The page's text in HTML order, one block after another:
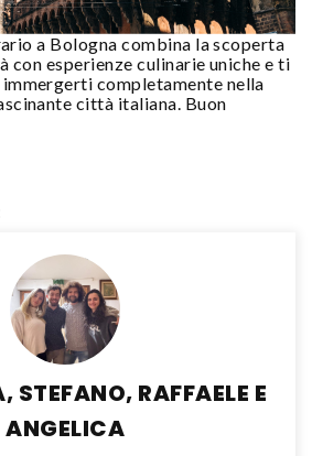
a Bologna combina la scoperta
con esperienze culinarie uniche e ti
completamente nella
città italiana. Buon
STEFANO, RAFFAELE E
ANGELICA